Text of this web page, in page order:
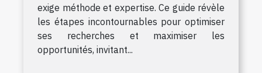
exige méthode et expertise. Ce guide révèle
les étapes incontournables pour optimiser
ses recherches et maximiser les
opportunités, invitant...